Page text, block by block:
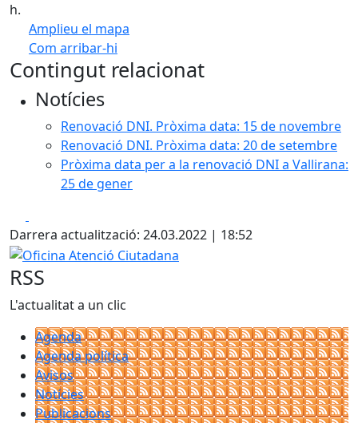
h.
Amplieu el mapa
Com arribar-hi
+
Contingut relacionat
Notícies
Renovació DNI. Pròxima data: 15 de novembre
Renovació DNI. Pròxima data: 20 de setembre
Pròxima data per a la renovació DNI a Vallirana:
25 de gener
Darrera actualització: 24.03.2022 | 18:52
Oficina Atenció Ciutadana
RSS
L'actualitat a un clic
Agenda
Agenda política
Avisos
Notícies
Publicacions